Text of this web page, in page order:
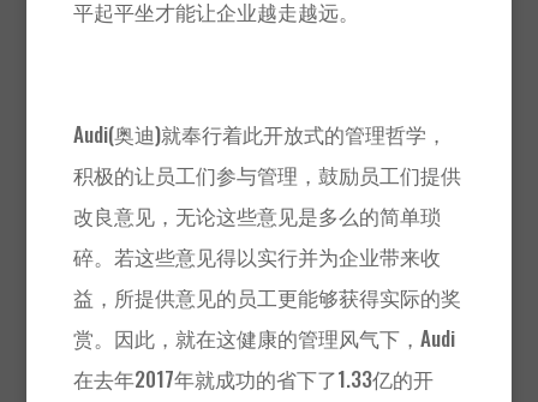
平起平坐才能让企业越走越远。
Audi(奥迪)就奉行着此开放式的管理哲学，
积极的让员工们参与管理，鼓励员工们提供
改良意见，无论这些意见是多么的简单琐
碎。若这些意见得以实行并为企业带来收
益，所提供意见的员工更能够获得实际的奖
赏。因此，就在这健康的管理风气下，Audi
在去年2017年就成功的省下了1.33亿的开